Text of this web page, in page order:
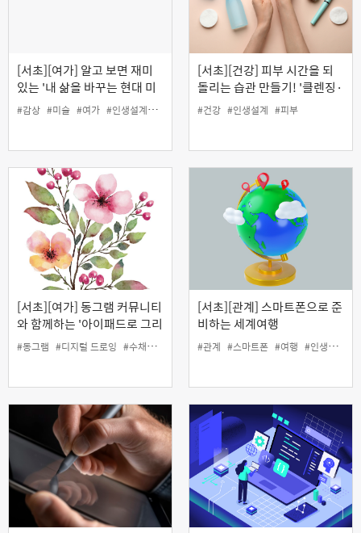
[서초][여가] 알고 보면 재미
있는 '내 삶을 바꾸는 현대 미
술 감상법'
#감상 #미술 #여가 #인생설계 #현대미술
[서초][건강] 피부 시간을 되
돌리는 습관 만들기! '클렌징·
딥클렌징 & 림프마사지
(MLD)'
#건강 #인생설계 #피부
[서초][여가] 동그램 커뮤니티
와 함께하는 '아이패드로 그리
는 디지털 수채화'
#동그램 #디지털 드로잉 #수채화 #아이패드 #여가 #인생설계
[서초][관계] 스마트폰으로 준
비하는 세계여행
#관계 #스마트폰 #여행 #인생설계